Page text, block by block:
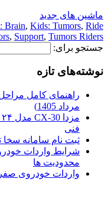
ماشین های جدید
Brain, Kids: Tumors, Ride
, Support, Tumors Riders
جستجو برای:
نوشته‌های تازه
مرداد 1405)
فنی
ثبت نام سامانه
شرایط واردات
محدودیت ها
واردات خودروی